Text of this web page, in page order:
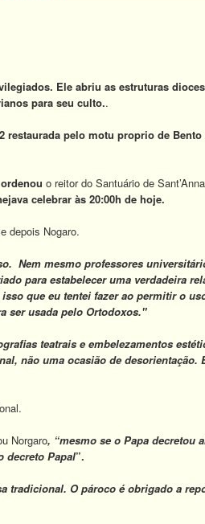
. Ele abriu as estruturas
para seu culto..
restaurada pelo motu proprio de Bento
o reitor do Santuário de
celebrar às 20:00h de hoje.
depois Nogaro.
Nem mesmo professores
para estabelecer uma verdadeira
que eu tentei fazer ao permitir o
ser usada pelo Ortodoxos."
teatrais e embelezamentos
não uma ocasião de desorientação.
Norgaro, “mesmo se o Papa decretou
decreto Papal”.
tradicional. O pároco é obrigado a